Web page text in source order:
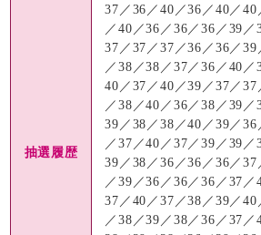
抽選履歴
37／36／40／36／40／
／40／36／36／36／39
37／37／37／36／36／
／38／38／37／36／40
40／37／40／39／37／
／38／40／36／38／39
39／38／38／40／39／
／37／40／37／39／39
39／38／36／36／36／
／39／36／36／36／37
37／40／37／38／39／
／38／39／38／36／37